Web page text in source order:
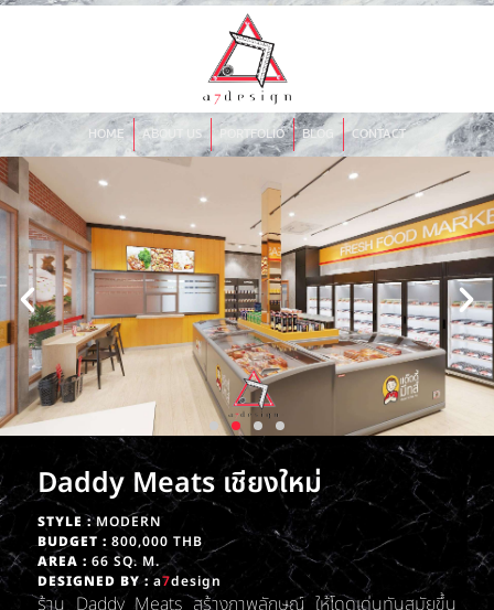
HOME ABOUT US PORTFOLIO BLOG CONTACT
Daddy Meats เชียงใหม่
STYLE :MODERN
BUDGET : 800,000 THB
AREA : 66 SQ. M.
DESIGNED BY : a7design
ร้าน Daddy Meats สร้างภาพลักษณ์ ให้โดดเด่นทันสมัยขึ้น